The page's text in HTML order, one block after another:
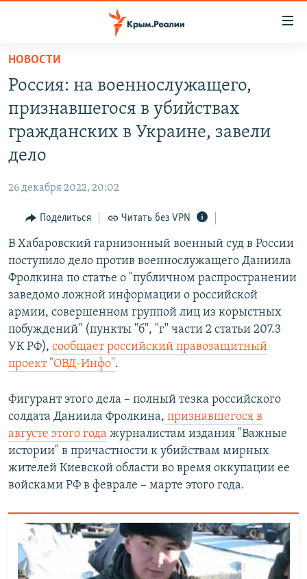
Вернуться
основному
содержанию
Вернутся
главной
Вернутся
поиску
ВОДА
ИНТЕРАКТИВ
ИНФОГРАФИКА
ТЕЛЕПРОЕКТ КРЫМ.РЕАЛИИ
СОВЕТЫ ПРАВОЗАЩИТНИКОВ
ПРОПАВШИЕ БЕЗ ВЕСТИ
ПОБЕДИТЕЛЕЙ НЕ СУДЯТ?
КРЫМ.НЕПОКОРЕННЫЙ
ELIFBE
УКРАИНСКАЯ ПРОБЛЕМА КРЫМА
РАДІО СВОБОДА
КАК ОБОЙТИ БЛОКИРОВКУ
Українською
Qırımtatar
ПРИСОЕДИНЯЙТЕСЬ!
Все сайты RFE/RL
НОВОСТИ
Россия: на военнослужащего,
признавшегося в убийствах
гражданских в Украине, завели
дело
26 декабря 2022, 20:02
Поделиться Читать без VPN
В Хабаровский гарнизонный военный суд в России
поступило дело против военнослужащего Даниила
Фролкина по статье о "публичном распространении
заведомо ложной информации о российской
армии, совершенном группой лиц из корыстных
побуждений" (пункты "б", "г" части 2 статьи 207.3
УК РФ), сообщает российский правозащитный
проект "ОВД-Инфо".
Фигурант этого дела – полный тезка российского
солдата Даниила Фролкина, признавшегося в
августе этого года журналистам издания "Важные
истории" в причастности к убийствам мирных
жителей Киевской области во время оккупации ее
войсками РФ в феврале – марте этого года.